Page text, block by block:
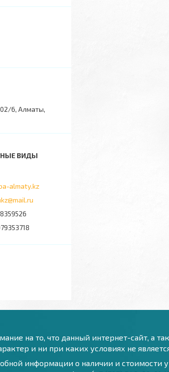
6, Алматы,
almaty.kz
на то, что данный интернет-сайт, а
и ни при каких условиях не
информации о наличии и